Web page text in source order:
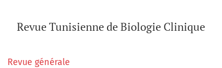
Revue Tunisienne de Biologie Clinique
Revue générale